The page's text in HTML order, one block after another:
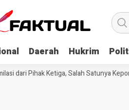
Daerah Hukrim
dari Pihak Ketiga, Salah Satunya